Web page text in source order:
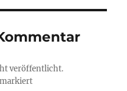
veröffentlicht.
markiert